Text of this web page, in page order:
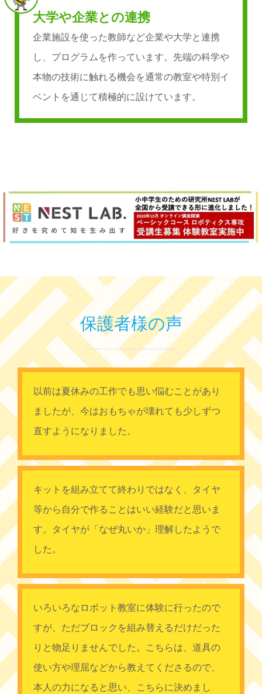
大学や企業との連携
企業施設を使った教師など企業や大学と連携
し、プログラムを作っています。先端の科学や
本物の技術に触れる機会を通常の教室や特別イ
ベントを通じて積極的に設けています。
保護者様の声
以前は夏休みの工作でも思い悩むことがあり
ましたが、今はおもちゃが壊れても少しずつ
直すようになりました。
キットを組み立てて終わりではなく、タイヤ
等から自分で作ることはいい経験だと思いま
す。タイヤが「なぜ丸いか」理解したようで
した。
いろいろなロボット教室に体験に行ったので
すが、ただブロックを組み替えるだけだった
りと物足りませんでした。こちらは、道具の
使い方や理屈などから教えてくださるので、
本人の力になると思い、こちらに決めまし